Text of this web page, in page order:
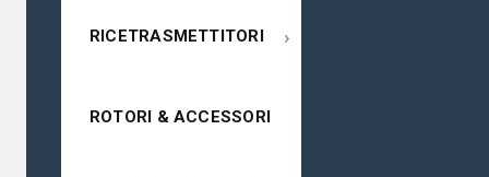
RICETRASMETTITORI ›
ROTORI & ACCESSORI